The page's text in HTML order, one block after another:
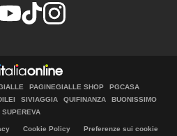
PAGINEGIALLE SHOP
PGCASA
SIVIAGGIA QUIFINANZA
BUONISSIMO
SUPEREVA
Cookie Policy
Preferenze sui cookie